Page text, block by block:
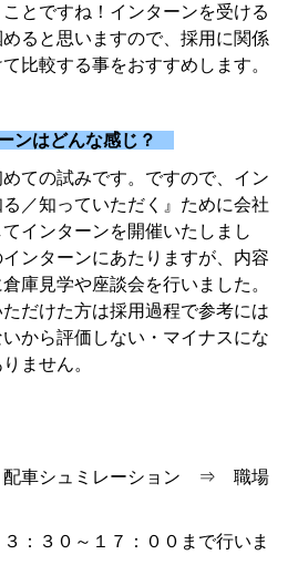
とですね！インターンを受ける
ると思いますので、採用に関係
比較する事をおすすめします。
ンはどんな感じ？
ての試みです。ですので、イン
／知っていただく』ために会社
インターンを開催いたしまし
ンターンにあたりますが、内容
庫見学や座談会を行いました。
だけた方は採用過程で参考には
から評価しない・マイナスにな
ません。
車シュミレーション ⇒ 職場
：３０～１７：００まで行いま